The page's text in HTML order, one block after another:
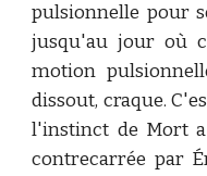
pulsionnelle pour
jusqu'au jour où
motion
dissout, craque.
l'instinct de Mort
contrecarrée par